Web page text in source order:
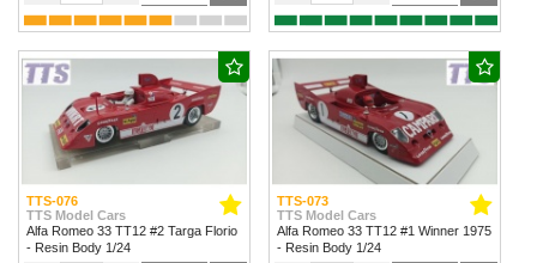
TTS-076
TTS Model Cars
Alfa Romeo 33 TT12 #2 Targa Florio
- Resin Body 1/24
TTS-073
TTS Model Cars
Alfa Romeo 33 TT12 #1 Winner 1975
- Resin Body 1/24